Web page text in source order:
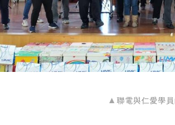
▲ 聯電與仁愛學